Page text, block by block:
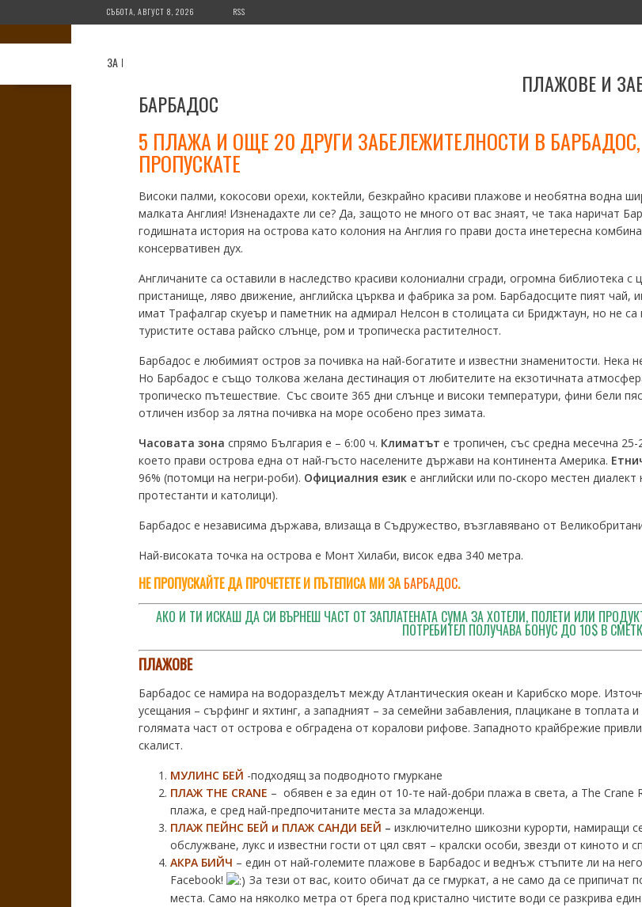
to
content
СЪБОТА, АВГУСТ 8, 2026 RSS
ЗА МЕН
ПЛАЖОВЕ И
БАРБАДОС
5 ПЛАЖА И ОЩЕ 20 ДРУГИ ЗАБЕЛЕЖИТЕЛНОСТИ В
ПРОПУСКАТЕ
Високи палми, кокосови орехи, коктейли, безкрайно красиви плажове и необятна водна
малката Англия! Изненадахте ли се? Да, защото не много от вас знаят, че така наричат
годишната история на острова като колония на Англия го прави доста инетересна
консервативен дух.
Англичаните са оставили в наследство красиви колониални сгради, огромна библиотека с
пристанище, ляво движение, английска църква и фабрика за ром. Барбадосците пият чай,
имат Трафалгар скуеър и паметник на адмирал Нелсон в столицата си Бриджтаун, но не
туристите остава райско слънце, ром и тропическа растителност.
Барбадос е любимият остров за почивка на най-богатите и известни знаменитости. Нека
Но Барбадос е също толкова желана дестинация от любителите на екзотичната
тропическо пътешествие. Със своите 365 дни слънце и високи температури, фини бели
отличен избор за лятна почивка на море особено през зимата.
Часовата зона спрямо България е – 6:00 ч. Климатът е тропичен, със средна месечна 25-
което прави острова една от най-гъсто населените държави на континента Америка.
96% (потомци на негри-роби). Официалния езике английски или по-скоро местен диалект
протестанти и католици).
Барбадос е независима държава, влизаща в Съдружество, възглавявано от
Най-високата точка на острова е Монт Хилаби, висок едва 340 метра.
НЕ ПРОПУСКАЙТЕ ДА ПРОЧЕТЕТЕ И ПЪТЕПИСА МИ ЗАБАРБАДОС.
АКО И ТИ ИСКАШ ДА СИ ВЪРНЕШ ЧАСТ ОТ ЗАПЛАТЕНАТА СУМА ЗА ХОТЕЛИ, ПОЛЕТИ ИЛИ
ПОТРЕБИТЕЛ ПОЛУЧАВА БОНУС ДО 10$ В
ПЛАЖОВЕ
Барбадос се намира на водоразделът между Атлантическия океан и Карибско море.
усещания – сърфинг и яхтинг, а западният – за семейни забавления, плацикане в топлата
голямата част от острова е обградена от коралови рифове. Западното крайбрежие
скалист.
МУЛИНС БЕЙ -подходящ за подводното гмуркане
ПЛАЖ THE CRANE – обявен e за един от 10-те най-добри плажа в света, а The Crane
плажа, е сред най-предпочитаните места за младоженци.
ПЛАЖ ПЕЙНС БЕЙ и ПЛАЖ САНДИ БЕЙ – изключително шикозни курорти, намиращи
обслужване, лукс и известни гости от цял свят – кралски особи, звезди от киното и
АКРА БИЙЧ – един от най-големите плажове в Барбадос и веднъж стъпите ли на
Facebook!
За тези от вас, които обичат да се гмуркат, а не само да се припичат
места. Само на няколко метра от брега под кристално чистите води се разкрива